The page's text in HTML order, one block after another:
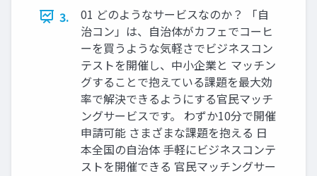
3.
01 どのようなサービスなのか？ 「自
治コン」は、自治体がカフェでコーヒ
ーを買うような気軽さでビジネスコン
テストを開催し、中小企業と マッチン
グすることで抱えている課題を最大効
率で解決できるようにする官民マッチ
ングサービスです。 わずか10分で開催
申請可能 さまざまな課題を抱える 日
本全国の自治体 手軽にビジネスコンテ
ストを開催できる 官民マッチングサー